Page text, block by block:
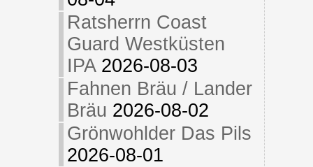
Ratsherrn Coast
Guard Westküsten
IPA 2026-08-03
Fahnen Bräu / Lander
Bräu 2026-08-02
Grönwohlder Das Pils
2026-08-01